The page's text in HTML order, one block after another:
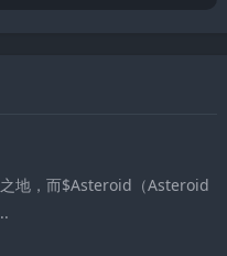
地，而$Asteroid（Asteroid